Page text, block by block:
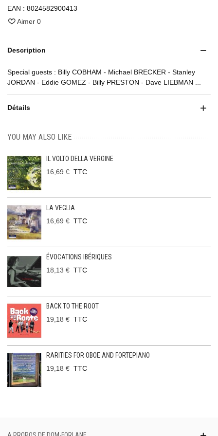
EAN : 8024582900413
Aimer 0
Description
Special guests : Billy COBHAM - Michael BRECKER - Stanley
JORDAN - Eddie GOMEZ - Billy PRESTON - Dave LIEBMAN ...
Détails
YOU MAY ALSO LIKE
IL VOLTO DELLA VERGINE
16,69 € TTC
LA VEGLIA
16,69 € TTC
ÉVOCATIONS IBÉRIQUES
18,13 € TTC
BACK TO THE ROOT
19,18 € TTC
RARITIES FOR OBOE AND FORTEPIANO
19,18 € TTC